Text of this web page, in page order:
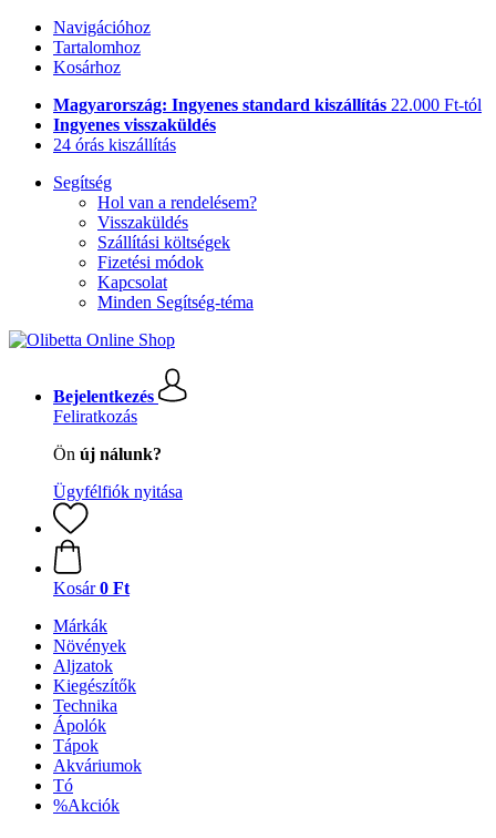
Navigációhoz
Tartalomhoz
Kosárhoz
Magyarország: Ingyenes standard kiszállítás 22.000 Ft-tól
Ingyenes visszaküldés
24 órás kiszállítás
Segítség
Hol van a rendelésem?
Visszaküldés
Szállítási költségek
Fizetési módok
Kapcsolat
Minden Segítség-téma
Bejelentkezés
Feliratkozás
Ön új nálunk?
Ügyfélfiók nyitása
Kosár 0 Ft
Márkák
Növények
Aljzatok
Kiegészítők
Technika
Ápolók
Tápok
Akváriumok
Tó
%Akciók